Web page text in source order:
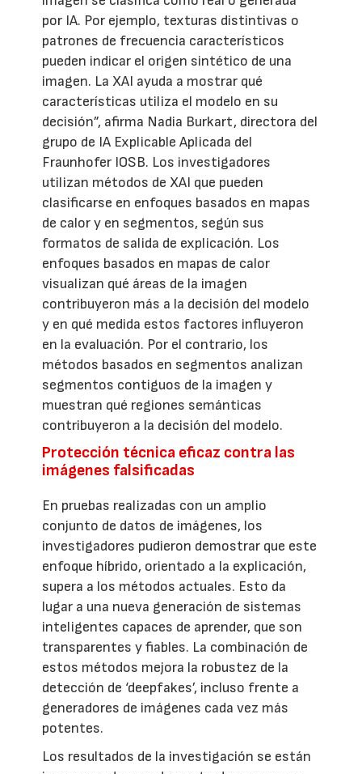
por IA. Por ejemplo, texturas distintivas o
patrones de frecuencia característicos
pueden indicar el origen sintético de una
imagen. La XAI ayuda a mostrar qué
características utiliza el modelo en su
decisión”, afirma Nadia Burkart, directora del
grupo de IA Explicable Aplicada del
Fraunhofer IOSB. Los investigadores
utilizan métodos de XAI que pueden
clasificarse en enfoques basados en mapas
de calor y en segmentos, según sus
formatos de salida de explicación. Los
enfoques basados en mapas de calor
visualizan qué áreas de la imagen
contribuyeron más a la decisión del modelo
y en qué medida estos factores influyeron
en la evaluación. Por el contrario, los
métodos basados en segmentos analizan
segmentos contiguos de la imagen y
muestran qué regiones semánticas
contribuyeron a la decisión del modelo.
Protección técnica eficaz contra las
imágenes falsificadas
En pruebas realizadas con un amplio
conjunto de datos de imágenes, los
investigadores pudieron demostrar que este
enfoque híbrido, orientado a la explicación,
supera a los métodos actuales. Esto da
lugar a una nueva generación de sistemas
inteligentes capaces de aprender, que son
transparentes y fiables. La combinación de
estos métodos mejora la robustez de la
detección de ‘deepfakes’, incluso frente a
generadores de imágenes cada vez más
potentes.
Los resultados de la investigación se están